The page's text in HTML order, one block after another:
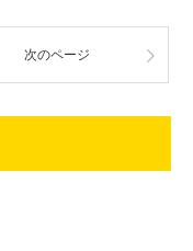
次のページ